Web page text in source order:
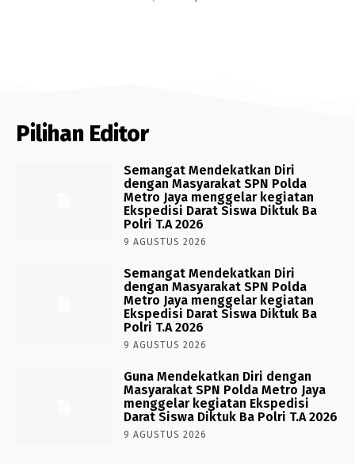
Pilihan Editor
Semangat Mendekatkan Diri
dengan Masyarakat SPN Polda
Metro Jaya menggelar kegiatan
Ekspedisi Darat Siswa Diktuk Ba
Polri T.A 2026
9 AGUSTUS 2026
Semangat Mendekatkan Diri
dengan Masyarakat SPN Polda
Metro Jaya menggelar kegiatan
Ekspedisi Darat Siswa Diktuk Ba
Polri T.A 2026
9 AGUSTUS 2026
Guna Mendekatkan Diri dengan
Masyarakat SPN Polda Metro Jaya
menggelar kegiatan Ekspedisi
Darat Siswa Diktuk Ba Polri T.A 2026
9 AGUSTUS 2026